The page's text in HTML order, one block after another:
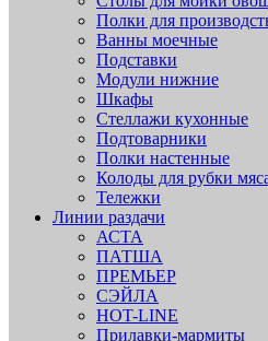
Полки для
Ванны моечные
Подставки
Модули нижние
Шкафы
Стеллажи кухонные
Подтоварники
Полки настенные
Колоды для рубки
Тележки
Линии раздачи
АСТА
ПАТША
ПРЕМЬЕР
СЭЙЛА
HOT-LINE
Прилавки-мармиты